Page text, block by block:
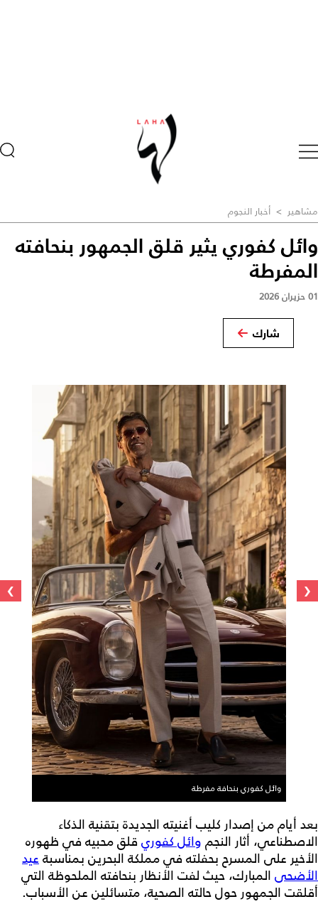
مشاهير > أخبار النجوم
وائل كفوري يثير قلق الجمهور بنحافته
المفرطة
01 حزيران 2026
شارك
وائل كفوري بنحافة مفرطة
‹
›
بعد أيام من إصدار كليب أغنيته الجديدة بتقنية الذكاء
الاصطناعي، أثار النجم وائل كفوريقلق محبيه في ظهوره
الأخير على المسرح بحفلته في مملكة البحرين بمناسبةعيد
الأضحى المبارك، حيث لفت الأنظار بنحافته الملحوظة التي
أقلقت الجمهور حول حالته الصحية، متسائلين عن الأسباب.